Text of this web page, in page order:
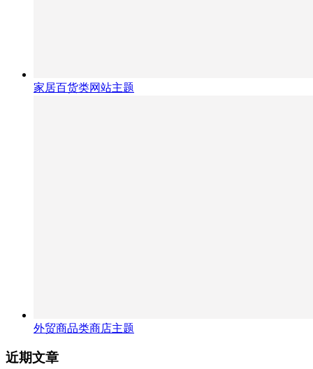
家居百货类网站主题
外贸商品类商店主题
近期文章